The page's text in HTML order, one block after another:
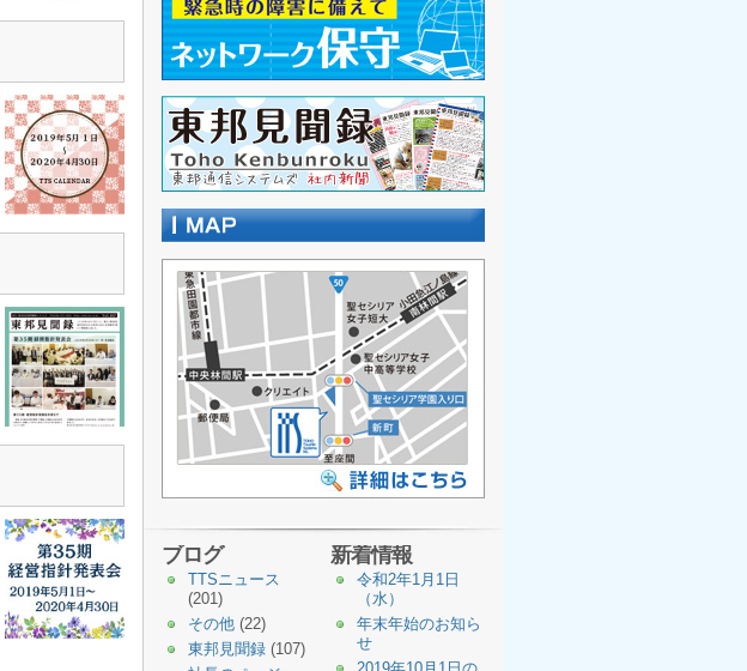
新着情報
令和2年1月1日
（水）
年末年始のお知ら
せ
ブログ
TTSニュース
(201)
その他 (22)
東邦見聞録 (107)